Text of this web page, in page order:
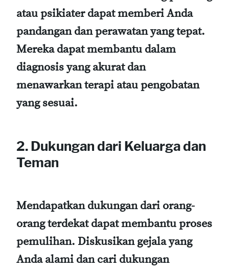
atau psikiater dapat memberi Anda
pandangan dan perawatan yang tepat.
Mereka dapat membantu dalam
diagnosis yang akurat dan
menawarkan terapi atau pengobatan
yang sesuai.
2. Dukungan dari Keluarga dan
Teman
Mendapatkan dukungan dari orang-
orang terdekat dapat membantu proses
pemulihan. Diskusikan gejala yang
Anda alami dan cari dukungan